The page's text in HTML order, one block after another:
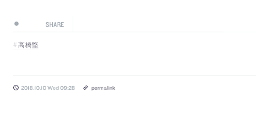
SHARE
高橋堅
2018.10.10 Wed 09:28 permalink